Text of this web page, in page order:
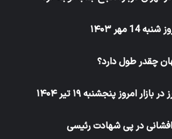
مهر ۱۴۰۳
چقدر طول دارد؟
امروز پنجشنبه ۱۹ تیر ۱۴۰۴
در پی شهادت رئیسی